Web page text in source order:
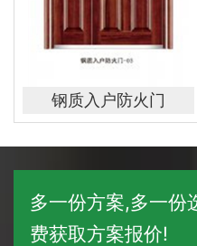
钢质入户防火门
多一份方案,多一份
费获取方案报价!